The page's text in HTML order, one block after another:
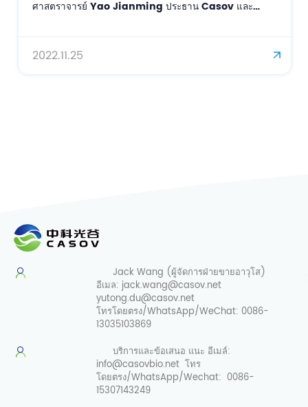
ศาสตราจารย์ Yao Jianming ประธาน Casov และ
2022.11.25
Jack Wang (ผู้จัดการฝ่ายขายอาวุโส)
อีเมล: jack.wang@casov.net
yutong.du@casov.net
โทรโดยตรง/WhatsApp/WeChat: 0086-
13035103869
บริการและข้อเสนอ แนะ อีเมล์:
info@casovbio.net โทร
โดยตรง/WhatsApp/Wechat: 0086-
15307143249